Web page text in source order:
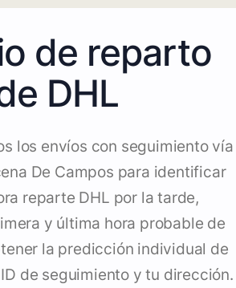
de reparto
DHL
los envíos con seguimiento vía
De Campos para identificar
reparte DHL por la tarde,
y última hora probable de
la predicción individual de
de seguimiento y tu dirección.